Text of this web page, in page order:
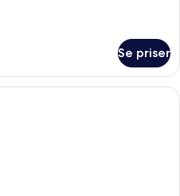
Se priser
Et hotelværelse med en stor seng,